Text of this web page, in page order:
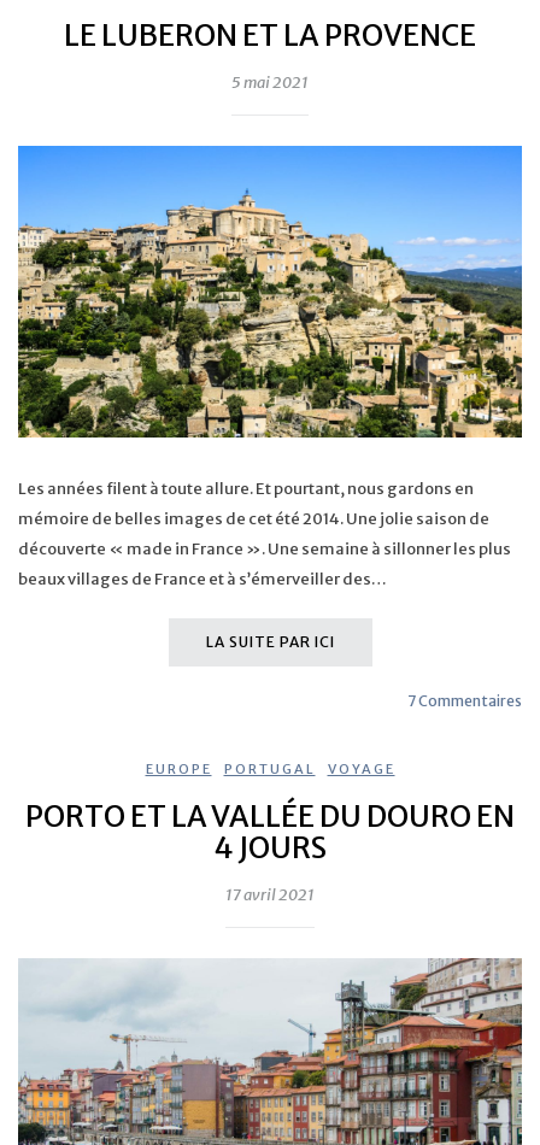
LE LUBERON ET LA PROVENCE
5 mai 2021
Les années filent à toute allure. Et pourtant, nous gardons en
mémoire de belles images de cet été 2014. Une jolie saison de
découverte « made in France ». Une semaine à sillonner les plus
beaux villages de France et à s’émerveiller des…
LA SUITE PAR ICI
7 Commentaires
EUROPE PORTUGAL VOYAGE
PORTO ET LA VALLÉE DU DOURO EN
4 JOURS
17 avril 2021